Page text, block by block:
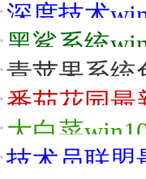
深度技术
快版
黑鲨系统
汉化版
青苹果系统
位不卡顿简
番茄花园最
神优品版
大白菜
版v2026.08
技术员联盟